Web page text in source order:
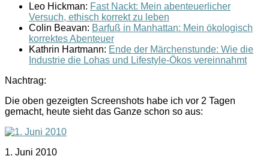
Leo Hickman: Fast Nackt: Mein abenteuerlicher
Versuch, ethisch korrekt zu leben
Colin Beavan: Barfuß in Manhattan: Mein ökologisch
korrektes Abenteuer
Kathrin Hartmann: Ende der Märchenstunde: Wie die
Industrie die Lohas und Lifestyle-Ökos vereinnahmt
Nachtrag:
Die oben gezeigten Screenshots habe ich vor 2 Tagen
gemacht, heute sieht das Ganze schon so aus:
1. Juni 2010